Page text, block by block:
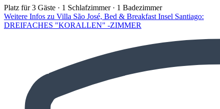
Platz für 3 Gäste · 1 Schlafzimmer · 1 Badezimmer
Weitere Infos zu Villa São José, Bed & Breakfast Insel Santiago:
DREIFACHES "KORALLEN" -ZIMMER